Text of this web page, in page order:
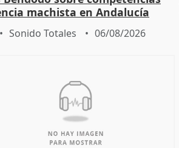
machista en Andalucía
Sonido Totales 06/08/2026